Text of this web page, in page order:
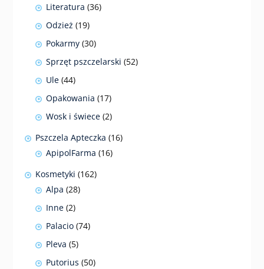
Literatura 3636
Odzież 1919
Pokarmy 3030
Sprzęt pszczelarski 5252
Ule 4444
Opakowania 1717
Wosk i świece 22
Pszczela Apteczka 1616
ApipolFarma 1616
Kosmetyki 162162
Alpa 2828
Inne 22
Palacio 7474
Pleva 55
Putorius 5050